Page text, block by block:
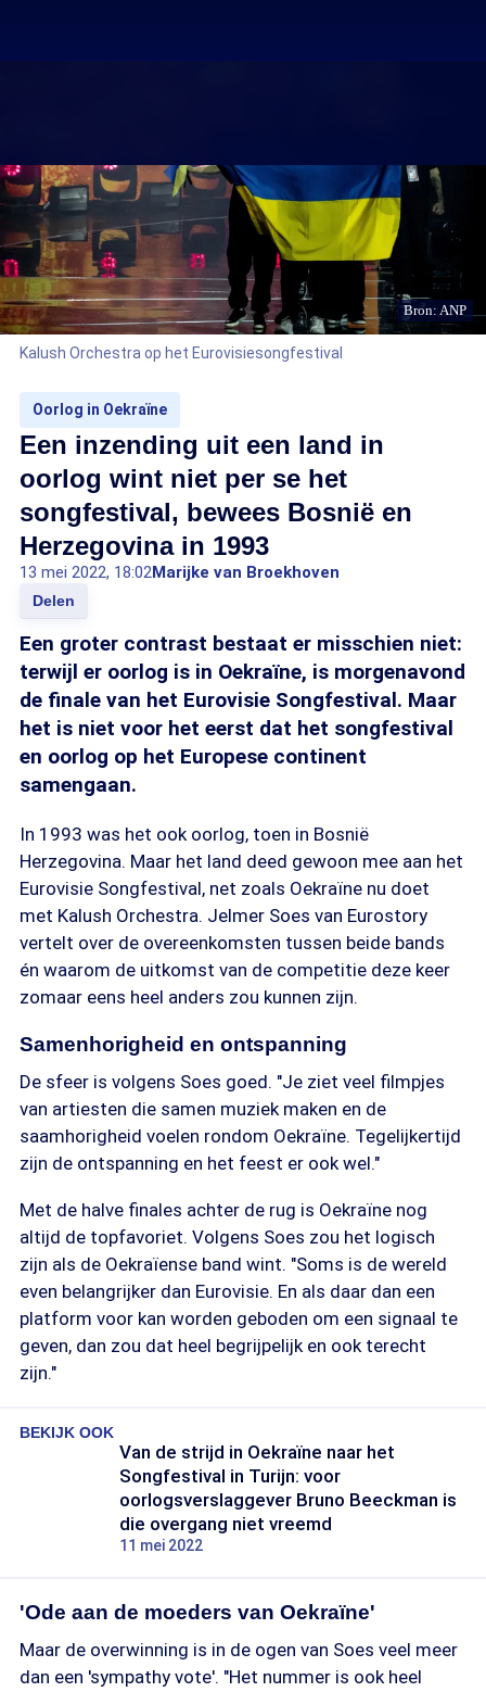
Bron: ANP
Kalush Orchestra op het Eurovisiesongfestival
Oorlog in Oekraïne
Een inzending uit een land in
oorlog wint niet per se het
songfestival, bewees Bosnië en
Herzegovina in 1993
13 mei 2022, 18:02Marijke van Broekhoven
Delen
Een groter contrast bestaat er misschien niet:
terwijl er oorlog is in Oekraïne, is morgenavond
de finale van het Eurovisie Songfestival. Maar
het is niet voor het eerst dat het songfestival
en oorlog op het Europese continent
samengaan.
In 1993 was het ook oorlog, toen in Bosnië
Herzegovina. Maar het land deed gewoon mee aan het
Eurovisie Songfestival, net zoals Oekraïne nu doet
met Kalush Orchestra. Jelmer Soes van Eurostory
vertelt over de overeenkomsten tussen beide bands
én waarom de uitkomst van de competitie deze keer
zomaar eens heel anders zou kunnen zijn.
Samenhorigheid en ontspanning
De sfeer is volgens Soes goed. "Je ziet veel filmpjes
van artiesten die samen muziek maken en de
saamhorigheid voelen rondom Oekraïne. Tegelijkertijd
zijn de ontspanning en het feest er ook wel."
Met de halve finales achter de rug is Oekraïne nog
altijd de topfavoriet. Volgens Soes zou het logisch
zijn als de Oekraïense band wint. "Soms is de wereld
even belangrijker dan Eurovisie. En als daar dan een
platform voor kan worden geboden om een signaal te
geven, dan zou dat heel begrijpelijk en ook terecht
zijn."
BEKIJK OOK
Van de strijd in Oekraïne naar het
Songfestival in Turijn: voor
oorlogsverslaggever Bruno Beeckman is
die overgang niet vreemd
11 mei 2022
'Ode aan de moeders van Oekraïne'
Maar de overwinning is in de ogen van Soes veel meer
dan een 'sympathy vote'. "Het nummer is ook heel